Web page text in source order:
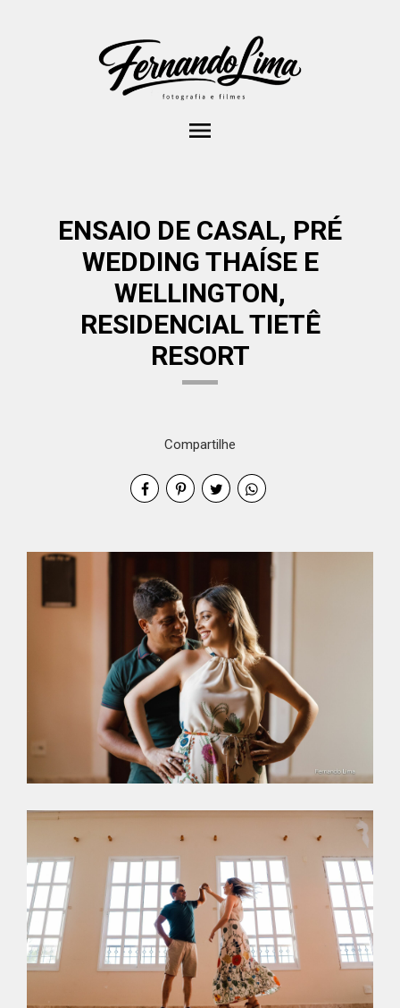
menu
ENSAIO DE CASAL, PRÉ
WEDDING THAÍSE E
WELLINGTON,
RESIDENCIAL TIETÊ
RESORT
Compartilhe